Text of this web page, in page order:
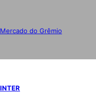
Mercado do Grêmio
INTER